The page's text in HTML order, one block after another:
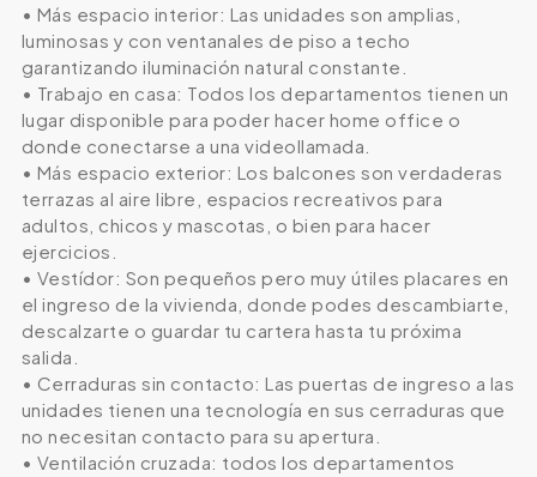
• Más espacio interior: Las unidades son amplias,
luminosas y con ventanales de piso a techo
garantizando iluminación natural constante.
• Trabajo en casa: Todos los departamentos tienen un
lugar disponible para poder hacer home office o
donde conectarse a una videollamada.
• Más espacio exterior: Los balcones son verdaderas
terrazas al aire libre, espacios recreativos para
adultos, chicos y mascotas, o bien para hacer
ejercicios.
• Vestídor: Son pequeños pero muy útiles placares en
el ingreso de la vivienda, donde podes descambiarte,
descalzarte o guardar tu cartera hasta tu próxima
salida.
• Cerraduras sin contacto: Las puertas de ingreso a las
unidades tienen una tecnología en sus cerraduras que
no necesitan contacto para su apertura.
• Ventilación cruzada: todos los departamentos